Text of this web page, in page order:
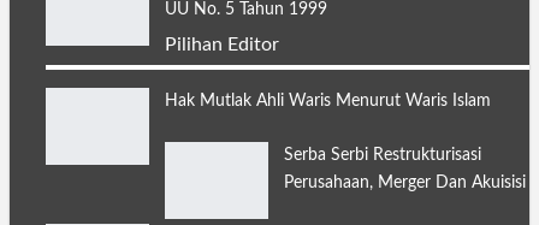
UU No. 5 Tahun 1999
Pilihan Editor
Hak Mutlak Ahli Waris Menurut Waris Islam
Serba Serbi Restrukturisasi
Perusahaan, Merger Dan Akuisisi